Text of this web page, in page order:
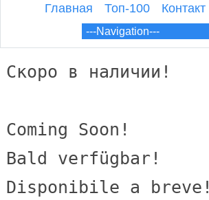
Главная Топ-100 Контакт
Скоро в наличии!
Coming Soon!
Bald verfügbar!
Disponibile a breve!